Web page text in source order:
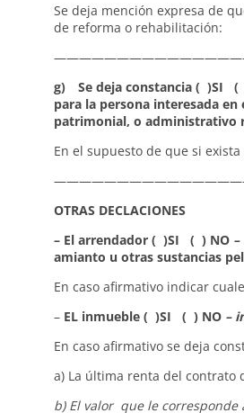
Se deja mención expresa de
de reforma o rehabilitación:
g) Se deja constancia ( )SI (
para la persona interesada
patrimonial, o administrativo
En el supuesto de que si
OTRAS DECLACIONES
– El arrendador ( )SI ( ) NO
amianto u otras sustancias
En caso afirmativo indicar
– EL inmueble ( )SI ( ) NO –
En caso afirmativo se deja
a) La última renta del contrato
b) El valor que le